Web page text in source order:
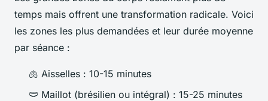
temps mais offrent une transformation radicale. Voici
les zones les plus demandées et leur durée moyenne
par séance :
🫁 Aisselles : 10-15 minutes
🩲 Maillot (brésilien ou intégral) : 15-25 minutes